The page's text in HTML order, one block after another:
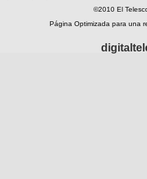
©2010 El
Página Optimizada para una